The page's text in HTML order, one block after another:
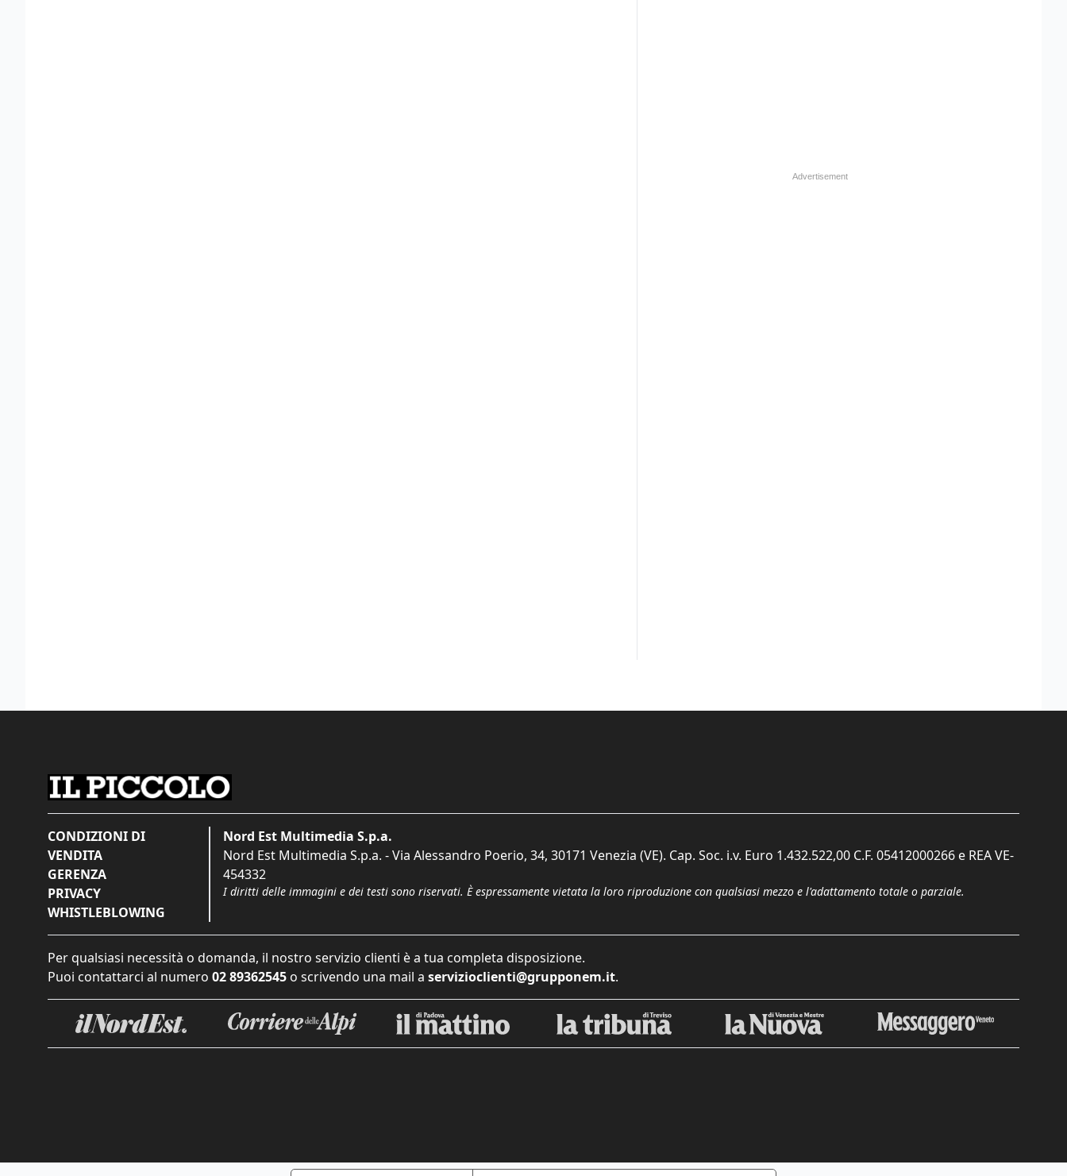
CONDIZIONI DI
VENDITA
GERENZA
PRIVACY
WHISTLEBLOWING
Nord Est Multimedia S.p.a.
Nord Est Multimedia S.p.a. - Via Alessandro Poerio, 34, 30171 Venezia (VE). Cap. Soc. i.v. Euro 1.432.522,00 C.F. 05412000266 e REA VE-
454332
I diritti delle immagini e dei testi sono riservati. È espressamente vietata la loro riproduzione con qualsiasi mezzo e l'adattamento totale o parziale.
Per qualsiasi necessità o domanda, il nostro servizio clienti è a tua completa disposizione.
Puoi contattarci al numero 02 89362545 o scrivendo una mail a servizioclienti@grupponem.it.